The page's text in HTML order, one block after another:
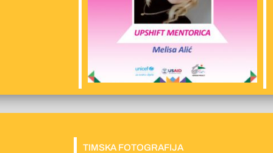
TIMSKA FOTOGRAFIJA